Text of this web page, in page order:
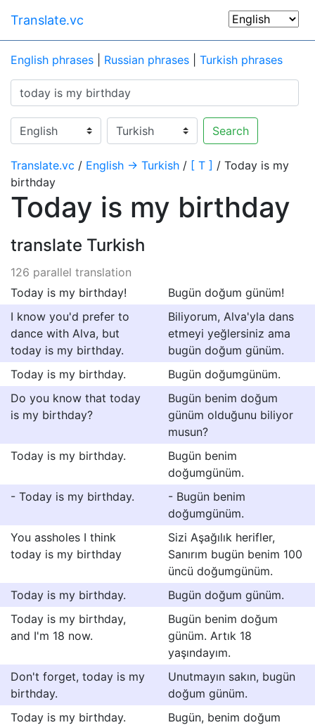
Translate.vc
English phrases Russian phrases Turkish phrases
Search
Translate.vc / English → Turkish / [ T ] / Today is my
birthday
Today is my birthday
translate Turkish
126 parallel translation
Today is my birthday!
Bugün doğum günüm!
I know you'd prefer to
dance with Alva, but
today is my birthday.
Biliyorum, Alva'yla dans
etmeyi yeğlersiniz ama
bugün doğum günüm.
Today is my birthday.
Bugün doğumgünüm.
Do you know that today
is my birthday?
Bugün benim doğum
günüm olduğunu biliyor
musun?
Today is my birthday.
Bugün benim
doğumgünüm.
- Today is my birthday.
- Bugün benim
doğumgünüm.
You assholes I think
today is my birthday
Sizi Aşağılık herifler,
Sanırım bugün benim 100
üncü doğumgünüm.
Today is my birthday.
Bugün doğum günüm.
Today is my birthday,
and I'm 18 now.
Bugün benim doğum
günüm. Artık 18
yaşındayım.
Don't forget, today is my
birthday.
Unutmayın sakın, bugün
doğum günüm.
Today is my birthday.
Bugün, benim doğum